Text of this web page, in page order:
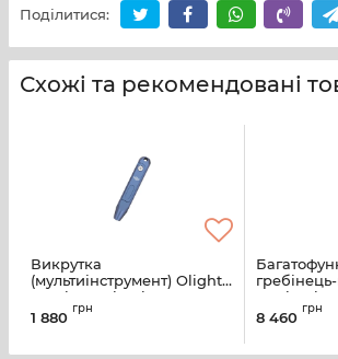
Поділитися:
Схожі та рекомендовані
Викрутка
(мультиінструмент) Olight
Otacle D1 Titanium EDC
Multi-Bit Driver Sky blue
1 880
грн
T2 Titanium
8 460
грн